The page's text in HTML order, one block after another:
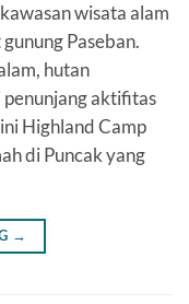
wisata alam
Paseban.
hutan
penunjang aktifitas
Highland Camp
di Puncak yang
→